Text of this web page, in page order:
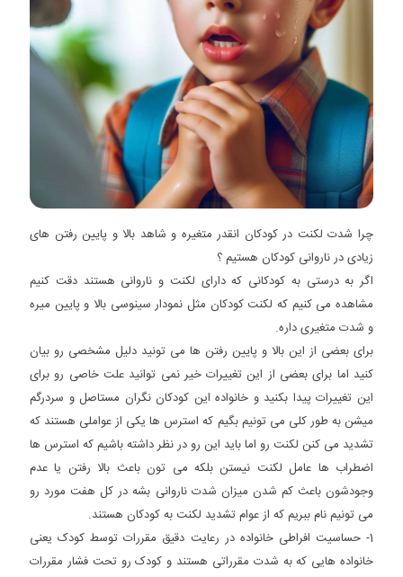
چرا شدت لکنت در کودکان انقدر متغیره و شاهد بالا و پایین رفتن های
زیادی در ناروانی کودکان هستیم ؟
اگر به درستی به کودکانی که دارای لکنت و ناروانی هستند دقت کنیم
مشاهده می کنیم که لکنت کودکان مثل نمودار سینوسی بالا و پایین میره
و شدت متغیری داره.
برای بعضی از این بالا و پایین رفتن ها می تونید دلیل مشخصی رو بیان
کنید اما برای بعضی از این تغییرات خیر نمی توانید علت خاصی رو برای
این تغییرات پیدا بکنید و خانواده این کودکان نگران مستاصل و سردرگم
میشن به طور کلی می تونیم بگیم که استرس ها یکی از عواملی هستند که
تشدید می کنن لکنت رو اما باید این رو در نظر داشته باشیم که استرس ها
اضطراب ها عامل لکنت نیستن بلکه می تون باعث بالا رفتن یا عدم
وجودشون باعث کم شدن میزان شدت ناروانی بشه در کل هفت مورد رو
می تونیم نام ببریم که از عوام تشدید لکنت به کودکان هستند.
1- حساسیت افراطی خانواده در رعایت دقیق مقررات توسط کودک یعنی
خانواده هایی که به شدت مقرراتی هستند و کودک رو تحت فشار مقررات